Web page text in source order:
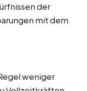
der
mit dem
weniger